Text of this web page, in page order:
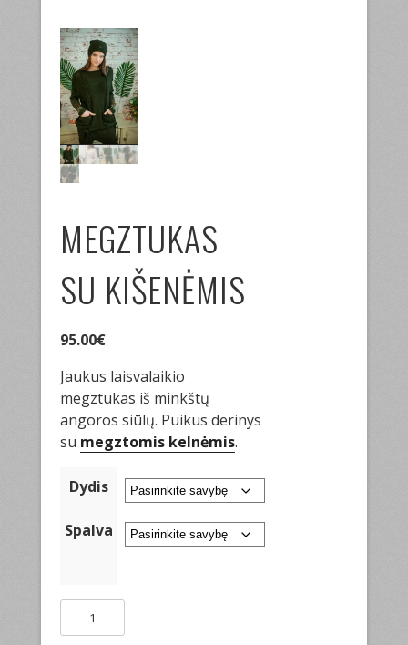
MEGZTUKAS
SU KIŠENĖMIS
95.00€
Jaukus laisvalaikio
megztukas iš minkštų
angoros siūlų. Puikus derinys
su megztomis kelnėmis.
Dydis
Spalva
kiekis: